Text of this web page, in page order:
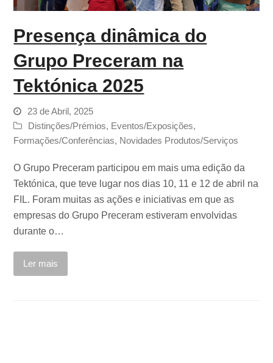
Presença dinâmica do
Grupo Preceram na
Tektónica 2025
23 de Abril, 2025
Distinções/Prémios, Eventos/Exposições,
Formações/Conferências, Novidades Produtos/Serviços
O Grupo Preceram participou em mais uma edição da
Tektónica, que teve lugar nos dias 10, 11 e 12 de abril na
FIL. Foram muitas as ações e iniciativas em que as
empresas do Grupo Preceram estiveram envolvidas
durante o…
Ler mais